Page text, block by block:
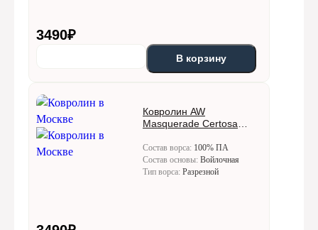
3490₽
В корзину
Ковролин AW
Masquerade Certosa
Состав ворса: 100% ПА
Состав основы: Войлочная
Тип ворса: Разрезной